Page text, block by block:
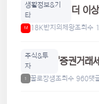
생활정보&기
타
더 이
M 18K반지의제왕조회수
주식&투
자
'증권거래
1 꿀로장생조회수 960댓